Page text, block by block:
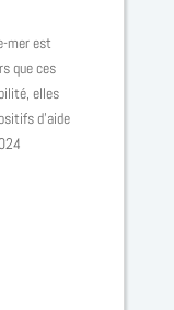
mer est
que ces
elles
d’aide